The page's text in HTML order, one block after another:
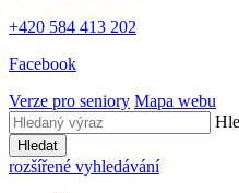
+420 584 413 202
Facebook
Verze pro seniory Mapa webu
Hledat
rozšířené vyhledávání